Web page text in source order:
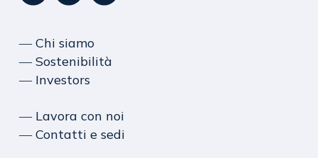
― Chi siamo
― Sostenibilità
― Investors
― Lavora con noi
― Contatti e sedi